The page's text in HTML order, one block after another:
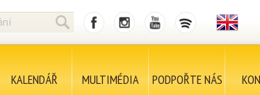
KALENDÁŘ MULTIMÉDIA PODPOŘTE NÁS